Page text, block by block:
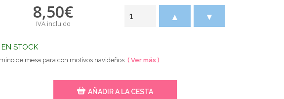
8,50€
IVA incluido
EN STOCK
▲ ▼
de mesa para con motivos navideños. ( Ver más )
AÑADIR A LA CESTA